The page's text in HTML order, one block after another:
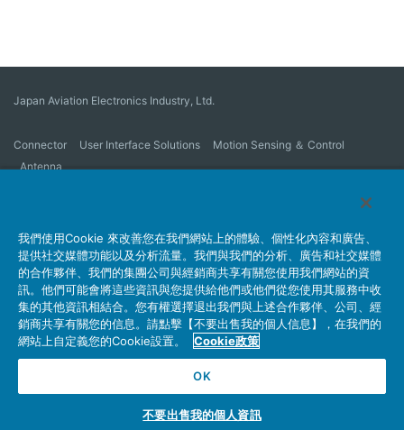
Japan Aviation Electronics Industry, Ltd.
Connector User Interface Solutions
Motion Sensing ＆ Control
Antenna
隱私權政策 JAE Cookie Policy
網站使用條例
Policy for Official Social Media Accounts Utilization
我們使用Cookie 來改善您在我們網站上的體驗、個性化內容和廣告、
提供社交媒體功能以及分析流量。我們與我們的分析、廣告和社交媒體
的合作夥伴、我們的集團公司與經銷商共享有關您使用我們網站的資
訊。他們可能會將這些資訊與您提供給他們或他們從您使用其服務中收
集的其他資訊相結合。您有權選擇退出我們與上述合作夥伴、公司、經
銷商共享有關您的信息。請點擊【不要出售我的個人信息】，在我們的
網站上自定義您的Cookie設置。
Cookie政策
OK
不要出售我的個人資訊